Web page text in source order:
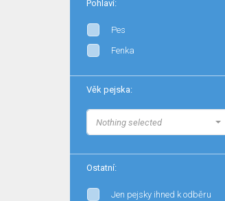
Pohlaví:
Pes
Fenka
Věk pejska:
Nothing selected
Ostatní:
Jen pejsky ihned k odběru